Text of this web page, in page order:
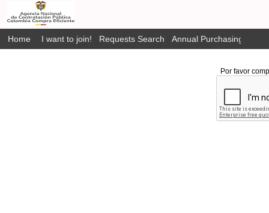
Home I want to join! Requests Search Annual Purchasing Plan
Por favor